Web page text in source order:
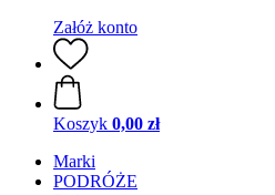
Załóż konto
Koszyk 0,00 zł
Marki
PODRÓŻE